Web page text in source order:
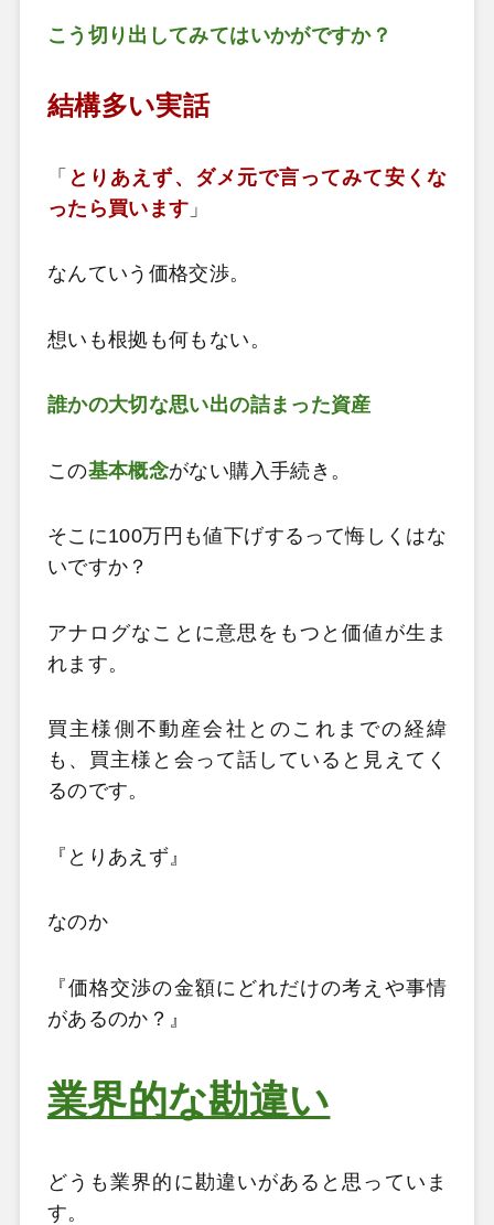
こう切り出してみてはいかがですか？
結構多い実話
「 とりあえず、ダメ元で言ってみて安くな
ったら買います 」
なんていう価格交渉。
想いも根拠も何もない。
誰かの大切な思い出の詰まった資産
この基本概念がない購入手続き。
そこに100万円も値下げするって悔しくはな
いですか？
アナログなことに意思をもつと価値が生ま
れます。
買主様側不動産会社とのこれまでの経緯
も、買主様と会って話していると見えてく
るのです。
『とりあえず』
なのか
『価格交渉の金額にどれだけの考えや事情
があるのか？』
業界的な勘違い
どうも業界的に勘違いがあると思っていま
す。